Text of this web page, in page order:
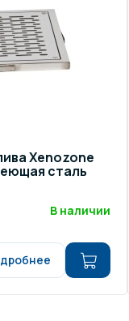
и подсветка для
Xenozone
сталь
В наличии